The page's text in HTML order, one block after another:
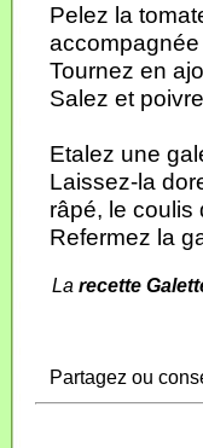
Pelez la
Tournez en
Salez et
Etalez une
Laissez-la
râpé, le coulis
Refermez la
La recette
Partagez ou